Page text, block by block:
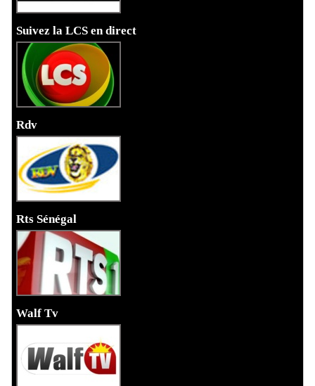
Suivez la LCS en direct
Rdv
Rts Sénégal
Walf Tv